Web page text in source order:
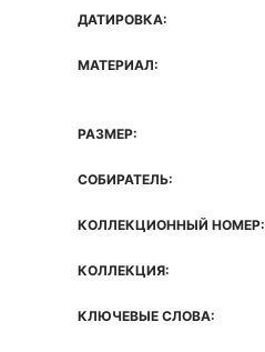
ДАТИРОВКА:
МАТЕРИАЛ:
РАЗМЕР:
СОБИРАТЕЛЬ:
КОЛЛЕКЦИОННЫЙ НОМЕР:
КОЛЛЕКЦИЯ:
КЛЮЧЕВЫЕ СЛОВА: